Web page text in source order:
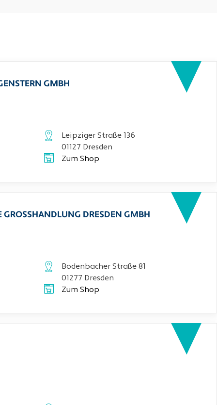
GMBH
Leipziger Straße 136
01127 Dresden
Zum Shop
GROSSHANDLUNG DRESDEN GMBH
Bodenbacher Straße 81
01277 Dresden
Zum Shop